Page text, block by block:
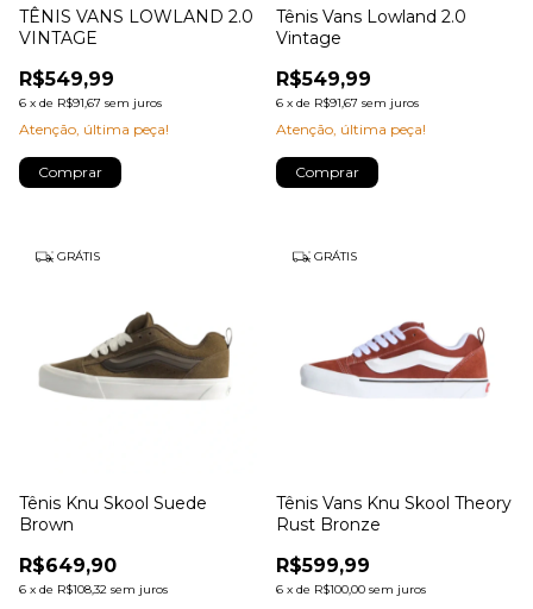
TÊNIS VANS LOWLAND 2.0
VINTAGE
R$549,99
6 x de R$91,67 sem juros
Atenção, última peça!
Comprar
Tênis Vans Lowland 2.0
Vintage
R$549,99
6 x de R$91,67 sem juros
Atenção, última peça!
Comprar
GRÁTIS
Tênis Knu Skool Suede
Brown
R$649,90
6 x de R$108,32 sem juros
GRÁTIS
Tênis Vans Knu Skool Theory
Rust Bronze
R$599,99
6 x de R$100,00 sem juros